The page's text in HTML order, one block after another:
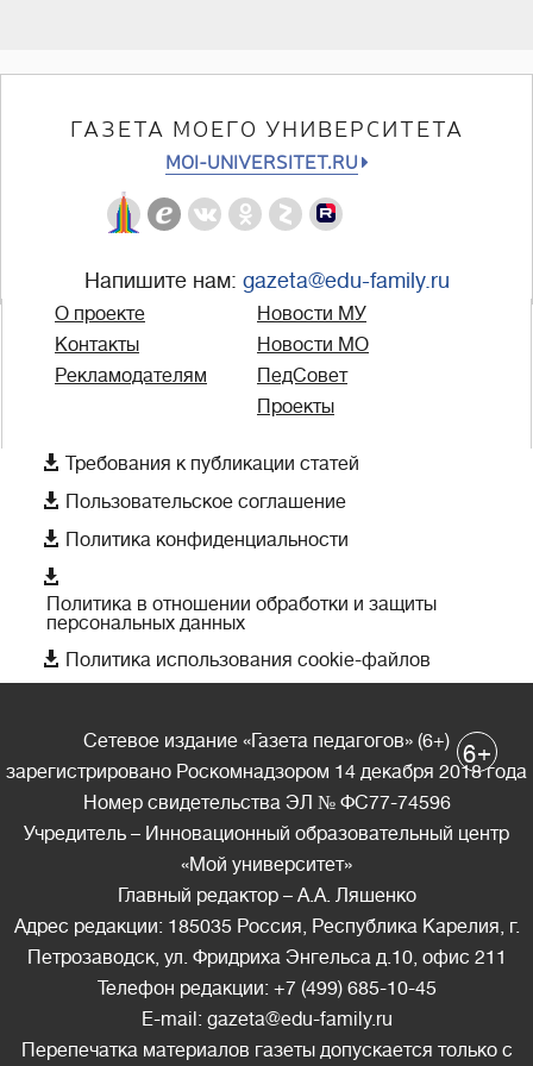
ГАЗЕТА МОЕГО УНИВЕРСИТЕТА
MOI-UNIVERSITET.RU
Напишите нам: gazeta@edu-family.ru
О проекте
Контакты
Рекламодателям
Новости МУ
Новости МО
ПедСовет
Проекты
 Требования к публикации статей
 Пользовательское соглашение
 Политика конфиденциальности

Политика в отношении обработки и защиты
персональных данных
 Политика использования cookie-файлов
Сетевое издание «Газета педагогов» (6+)
зарегистрировано Роскомнадзором 14 декабря 2018 года
Номер свидетельства ЭЛ № ФС77-74596
Учредитель – Инновационный образовательный центр
«Мой университет»
Главный редактор – А.А. Ляшенко
Адрес редакции: 185035 Россия, Республика Карелия, г.
Петрозаводск, ул. Фридриха Энгельса д.10, офис 211
Телефон редакции: +7 (499) 685-10-45
E-mail: gazeta@edu-family.ru
Перепечатка материалов газеты допускается только c
6+